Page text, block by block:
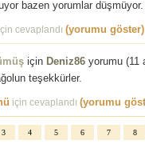
bazen yorumlar
cevaplandı (yorumu göster)
için Deniz86 yorumu (11
teşekkürler.
için cevaplandı (yorumu
3 4 5 6 7 8